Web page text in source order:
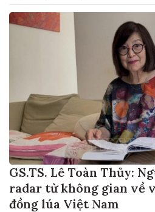
GS.TS. Lê Toàn Thủy:
radar từ không gian về
đồng lúa Việt Nam